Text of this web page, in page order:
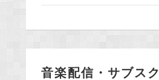
音楽配信・サブスク